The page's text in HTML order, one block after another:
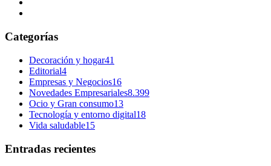
Categorías
Decoración y hogar41
Editorial4
Empresas y Negocios16
Novedades Empresariales8.399
Ocio y Gran consumo13
Tecnología y entorno digital18
Vida saludable15
Entradas recientes